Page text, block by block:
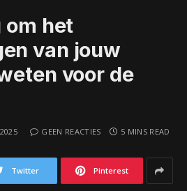
om het
van jouw
voor de
GEEN REACTIES 5 MINS READ
Twitter Pinterest